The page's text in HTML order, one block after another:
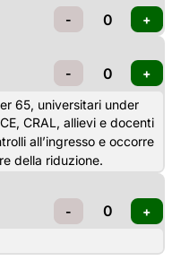
65, universitari under
CRAL, allievi e docenti
all’ingresso e occorre
della riduzione.